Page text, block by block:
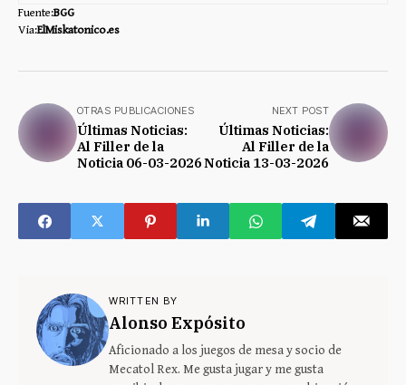
Fuente:BGG
Via:ElMiskatonico.es
OTRAS PUBLICACIONES
Últimas Noticias:
Al Filler de la
Noticia 06-03-2026
NEXT POST
Últimas Noticias:
Al Filler de la
Noticia 13-03-2026
WRITTEN BY
Alonso Expósito
Aficionado a los juegos de mesa y socio de
Mecatol Rex. Me gusta jugar y me gusta